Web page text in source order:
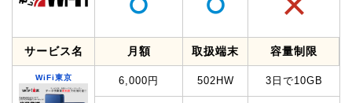
サービス名 月額 取扱端末 容量制限
WiFi東京 6,000円 502HW 3日で10GB